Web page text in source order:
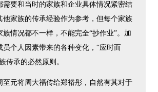
需要和当时的家族和企业具体情况紧密结
他家族的传承经验作为参考，但每个家族
族情况都不一样，不能完全“抄作业”。加
员个人因素带来的各种变化，“应时而
传承的必然原则。
至元将周大福传给郑裕彤，自然有其对于